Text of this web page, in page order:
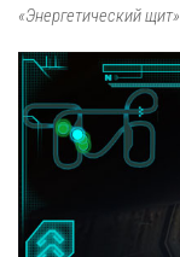
«Энергетический щит»